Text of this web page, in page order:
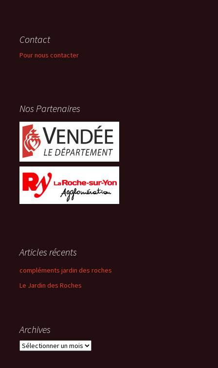
Contact
Pour nous contacter
Nos Partenaires
Articles récents
compléments jardin des roches
Le Jardin des Roches
Archives
Archives